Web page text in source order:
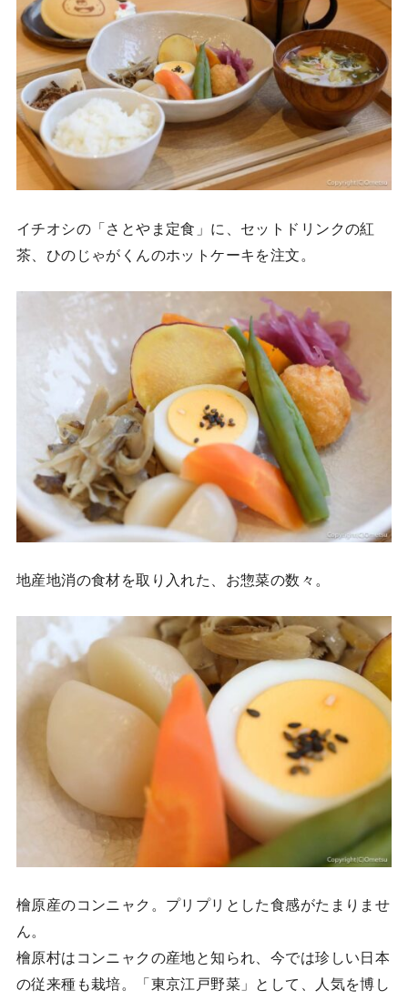
イチオシの「さとやま定食」に、セットドリンクの紅
茶、ひのじゃがくんのホットケーキを注文。
地産地消の食材を取り入れた、お惣菜の数々。
檜原産のコンニャク。プリプリとした食感がたまりませ
ん。
檜原村はコンニャクの産地と知られ、今では珍しい日本
の従来種も栽培。「東京江戸野菜」として、人気を博し